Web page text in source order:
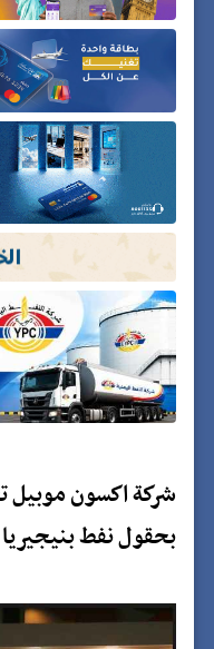
شركة اكسون
بحقول نفط بنيجيريا ب3 مليارات